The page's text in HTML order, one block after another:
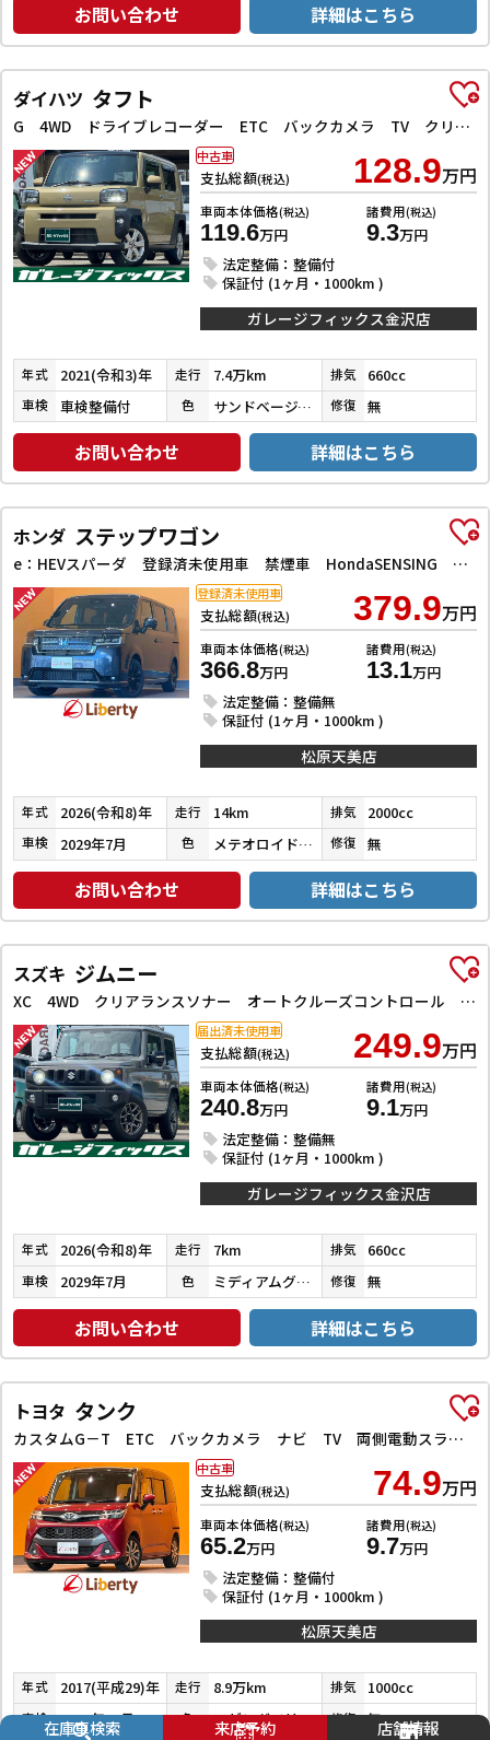
お問い合わせ 詳細はこちら
ダイハツ タフト
G 4WD ドライブレコーダー ETC バックカメラ TV クリアランスソナー レーンアシスト 衝突被害軽減システム オートライト LEDヘッドランプ ヘッドライトウォッシャー スマートキー
支払総額(税込) 128.9万円
車両本体価格(税込)
119.6万円
諸費用(税込)
9.3万円
法定整備：整備付
保証付 (1ヶ月・1000km )
中古車
ガレージフィックス金沢店
年式 2021(令和3)年 走行 7.4万km 排気 660cc
車検 車検整備付 色 サンドベージュメタリック 修復 無
お問い合わせ 詳細はこちら
ホンダ ステップワゴン
e：HEVスパーダ 登録済未使用車 禁煙車 HondaSENSING 両側自動ドア アダプティブクルーズコントロール 電子パーキング パワーバックドア アダプティブクルーズコントロール ブラインドスポットモニター
支払総額(税込) 379.9万円
車両本体価格(税込)
366.8万円
諸費用(税込)
13.1万円
法定整備：整備無
保証付 (1ヶ月・1000km )
登録済未使用車
松原天美店
年式 2026(令和8)年 走行 14km 排気 2000cc
車検 2029年7月 色 メテオロイドグレーメタリック 修復 無
お問い合わせ 詳細はこちら
スズキ ジムニー
XC 4WD クリアランスソナー オートクルーズコントロール レーンアシスト 衝突被害軽減システム オートライト LEDヘッドランプ ヘッドライトウォッシャー スマートキー アイドリングストップ
支払総額(税込) 249.9万円
車両本体価格(税込)
240.8万円
諸費用(税込)
9.1万円
法定整備：整備無
保証付 (1ヶ月・1000km )
届出済未使用車
ガレージフィックス金沢店
年式 2026(令和8)年 走行 7km 排気 660cc
車検 2029年7月 色 ミディアムグレー 修復 無
お問い合わせ 詳細はこちら
トヨタ タンク
カスタムG－T ETC バックカメラ ナビ TV 両側電動スライドドア クリアランスソナー オートクルーズコントロール 衝突被害軽減システム アルミホイール LEDヘッドランプ スマートキー
支払総額(税込) 74.9万円
車両本体価格(税込)
65.2万円
諸費用(税込)
9.7万円
法定整備：整備付
保証付 (1ヶ月・1000km )
中古車
松原天美店
年式 2017(平成29)年 走行 8.9万km 排気 1000cc
車検 2026年12月 色 マゼンダベリーマイカメタリック／ブラックマイカメタリック 修復 無
在庫車検索 来店予約 店舗情報